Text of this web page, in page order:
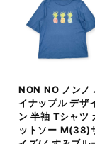
NON NO ノンノ
イナップル デザ
ン 半袖 Tシャツ
ットソー M(38)